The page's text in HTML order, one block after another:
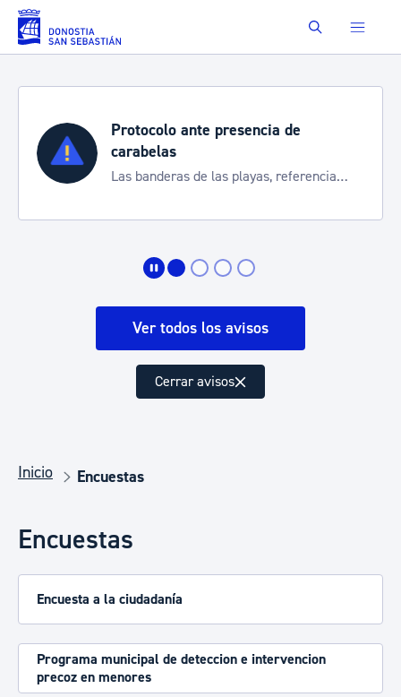
Saltar al contenido principal Buscar
Protocolo ante presencia de
carabelas
Las banderas de las playas, referencia
Ver todos los avisos
Cerrar avisos
Inicio Encuestas
Encuestas
Encuesta a la ciudadanía
Programa municipal de deteccion e intervencion
precoz en menores